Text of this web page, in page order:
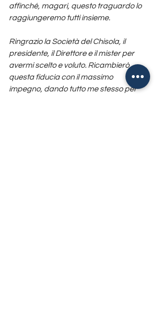
affinché, magari, questo traguardo lo
raggiungeremo tutti insieme.
Ringrazio la Società del Chisola, il
presidente, il Direttore e il mister per
avermi scelto e voluto. Ricambierò
questa fiducia con il massimo
impegno, dando tutto me stesso per